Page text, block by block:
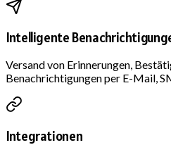
Intelligente
Versand von Erinnerungen,
Benachrichtigungen per E-Mail,
Integrationen